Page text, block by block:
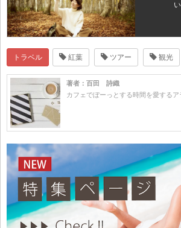
トラベル 紅葉 ツアー 観光
著者：百田 詩織
カフェでぼーっとする時間を愛するア